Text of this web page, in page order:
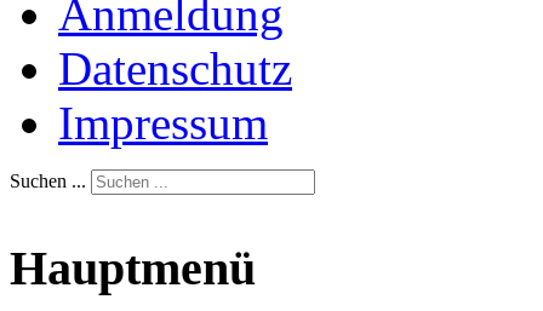
Anmeldung
Datenschutz
Impressum
Suchen ...
Hauptmenü